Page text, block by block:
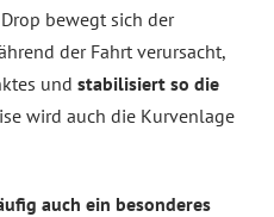
bewegt sich der
der Fahrt verursacht,
und stabilisiert so die
wird auch die Kurvenlage
auch ein besonderes